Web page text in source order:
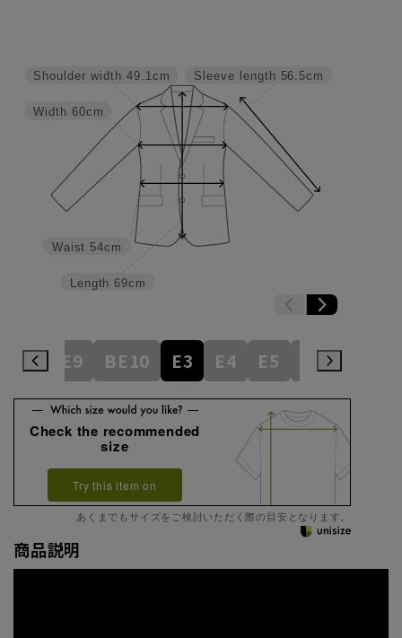
Sleeve length 56.5cm
Length 69cm
Waist 54cm
Width 60cm
Shoulder width 49.1cm
BE9 BE10 E3 E4 E5 E6
Check the recommended
size
Try this item on
あくまでもサイズをご検討いただく際の目安となります。
商品説明